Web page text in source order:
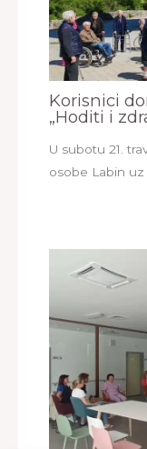
Korisnici
„Hoditi i
U subotu 21.
osobe Labin uz